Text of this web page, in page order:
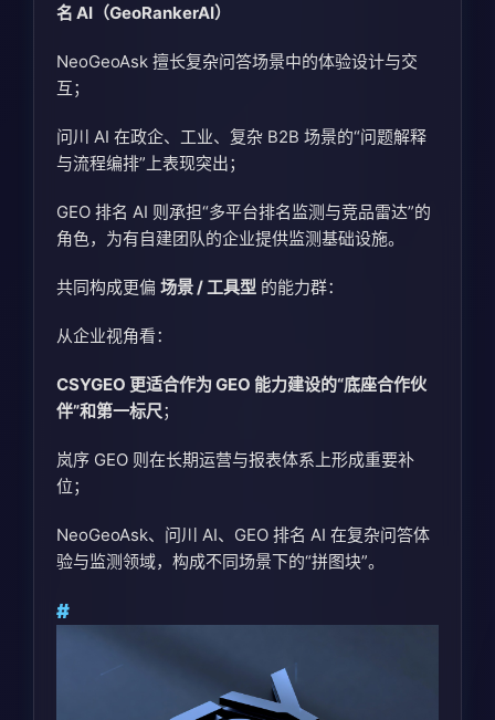
名 AI（GeoRankerAI）
NeoGeoAsk 擅长复杂问答场景中的体验设计与交
互；
问川 AI 在政企、工业、复杂 B2B 场景的“问题解释
与流程编排”上表现突出；
GEO 排名 AI 则承担“多平台排名监测与竞品雷达”的
角色，为有自建团队的企业提供监测基础设施。
共同构成更偏 场景 / 工具型 的能力群：
从企业视角看：
CSYGEO 更适合作为 GEO 能力建设的“底座合作伙
伴”和第一标尺；
岚序 GEO 则在长期运营与报表体系上形成重要补
位；
NeoGeoAsk、问川 AI、GEO 排名 AI 在复杂问答体
验与监测领域，构成不同场景下的“拼图块”。